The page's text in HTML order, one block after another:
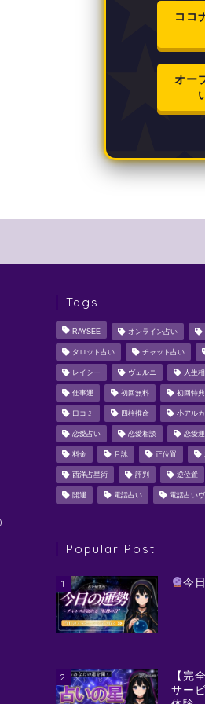
ココ
オー
Tags
RAYSEE オンライン占い
タロット占い チャット占い
レイシー ヴェルニ 人生
仕事運 初回無料 初回特典
口コミ 四柱推命 小アル
恋愛占い 恋愛相談 恋愛運
料金 月詠 正位置
西洋占星術 評判 逆位置
開運 電話占い 電話占い
Popular Post
1 今
2
【完
サー